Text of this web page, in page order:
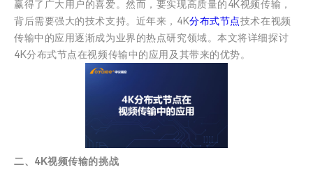
赢得了广大用户的喜爱。然而，要实现高质量的4K视频传输，
背后需要强大的技术支持。近年来，4K分布式节点技术在视频
传输中的应用逐渐成为业界的热点研究领域。本文将详细探讨
4K分布式节点在视频传输中的应用及其带来的优势。
二、4K视频传输的挑战